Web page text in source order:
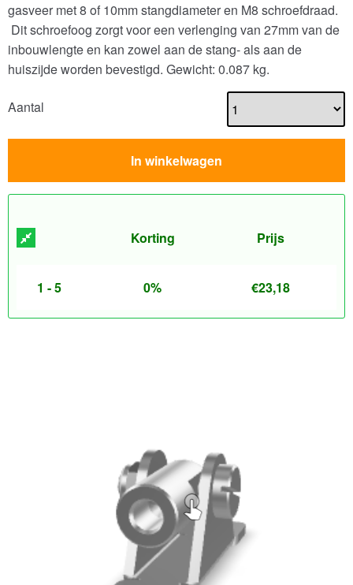
gasveer met 8 of 10mm stangdiameter en M8 schroefdraad.
Dit schroefoog zorgt voor een verlenging van 27mm van de
inbouwlengte en kan zowel aan de stang- als aan de
huiszijde worden bevestigd. Gewicht: 0.087 kg.
Aantal
In winkelwagen
Korting Prijs
1 - 5 0% €23,18